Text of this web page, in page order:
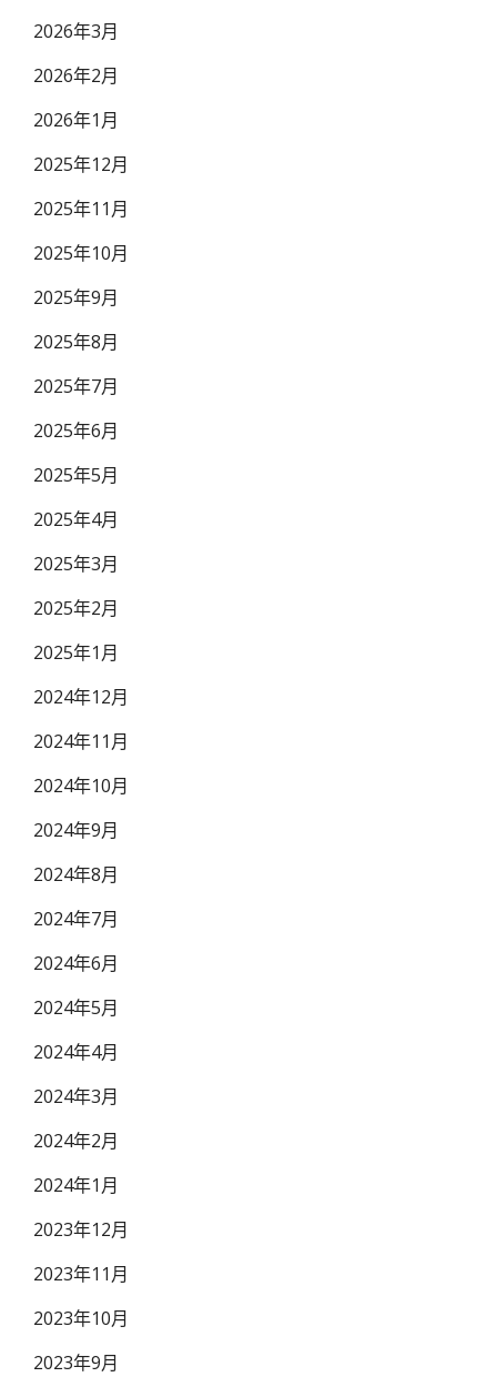
2026年3月
2026年2月
2026年1月
2025年12月
2025年11月
2025年10月
2025年9月
2025年8月
2025年7月
2025年6月
2025年5月
2025年4月
2025年3月
2025年2月
2025年1月
2024年12月
2024年11月
2024年10月
2024年9月
2024年8月
2024年7月
2024年6月
2024年5月
2024年4月
2024年3月
2024年2月
2024年1月
2023年12月
2023年11月
2023年10月
2023年9月